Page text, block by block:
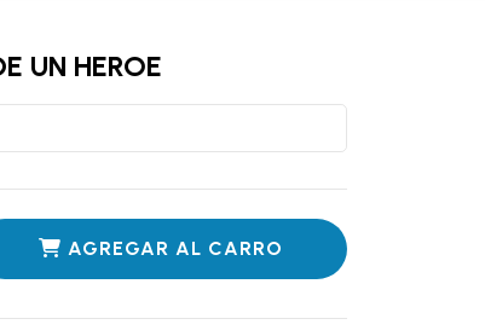
UN HEROE
AGREGAR AL CARRO